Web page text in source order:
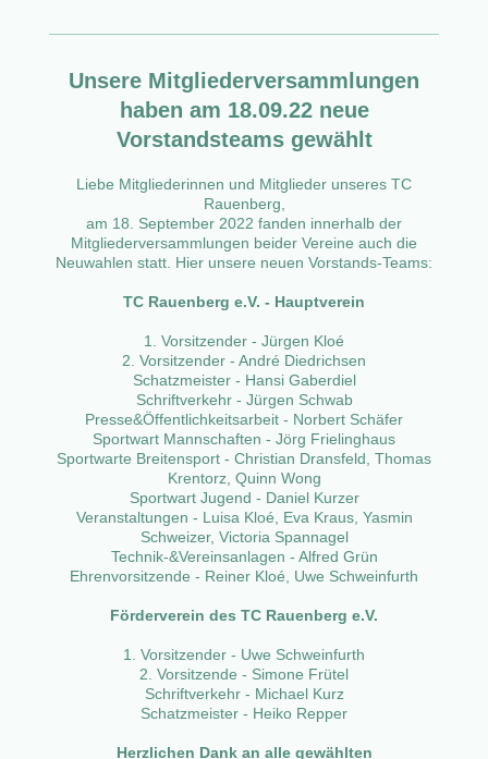
Unsere Mitgliederversammlungen
haben am 18.09.22 neue
Vorstandsteams gewählt
Liebe Mitgliederinnen und Mitglieder unseres TC
Rauenberg,
am 18. September 2022 fanden innerhalb der
Mitgliederversammlungen beider Vereine auch die
Neuwahlen statt. Hier unsere neuen Vorstands-Teams:
TC Rauenberg e.V. - Hauptverein
1. Vorsitzender - Jürgen Kloé
2. Vorsitzender - André Diedrichsen
Schatzmeister - Hansi Gaberdiel
Schriftverkehr - Jürgen Schwab
Presse&Öffentlichkeitsarbeit - Norbert Schäfer
Sportwart Mannschaften - Jörg Frielinghaus
Sportwarte Breitensport - Christian Dransfeld, Thomas
Krentorz, Quinn Wong
Sportwart Jugend - Daniel Kurzer
Veranstaltungen - Luisa Kloé, Eva Kraus, Yasmin
Schweizer, Victoria Spannagel
Technik-&Vereinsanlagen - Alfred Grün
Ehrenvorsitzende - Reiner Kloé, Uwe Schweinfurth
Förderverein des TC Rauenberg e.V.
1. Vorsitzender - Uwe Schweinfurth
2. Vorsitzende - Simone Frütel
Schriftverkehr - Michael Kurz
Schatzmeister - Heiko Repper
Herzlichen Dank an alle gewählten